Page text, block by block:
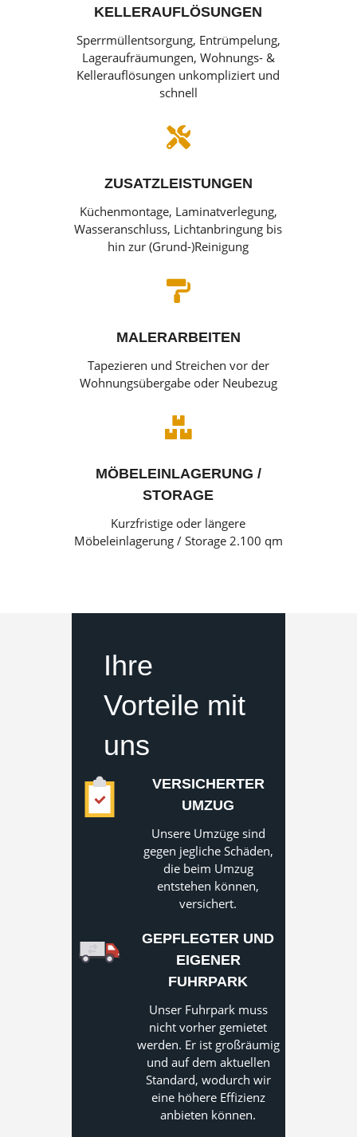
KELLERAUFLÖSUNGEN
Sperrmüllentsorgung, Entrümpelung,
Lageraufräumungen, Wohnungs- &
Kellerauflösungen unkompliziert und
schnell

ZUSATZLEISTUNGEN
Küchenmontage, Laminatverlegung,
Wasseranschluss, Lichtanbringung bis
hin zur (Grund-)Reinigung

MALERARBEITEN
Tapezieren und Streichen vor der
Wohnungsübergabe oder Neubezug

MÖBELEINLAGERUNG /
STORAGE
Kurzfristige oder längere
Möbeleinlagerung / Storage 2.100 qm
Ihre
Vorteile mit
uns
VERSICHERTER
UMZUG
Unsere Umzüge sind
gegen jegliche Schäden,
die beim Umzug
entstehen können,
versichert.
GEPFLEGTER UND
EIGENER
FUHRPARK
Unser Fuhrpark muss
nicht vorher gemietet
werden. Er ist großräumig
und auf dem aktuellen
Standard, wodurch wir
eine höhere Effizienz
anbieten können.